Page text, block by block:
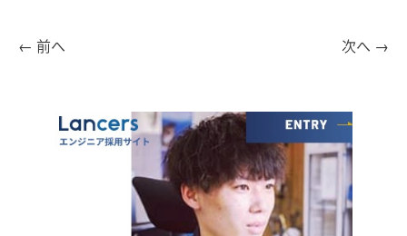
← 前へ 次へ →